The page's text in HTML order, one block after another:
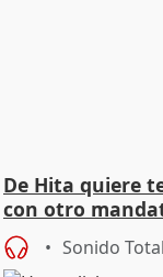
De Hita quiere
con otro
Sonido